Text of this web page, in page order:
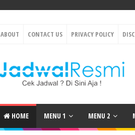
ABOUT CONTACT US PRIVACY POLICY
HOME MENU 1 MENU 2